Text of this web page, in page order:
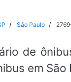
São Paulo
de
em